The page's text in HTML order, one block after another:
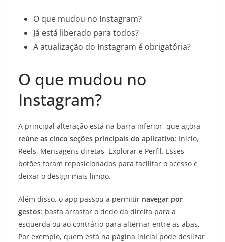
O que mudou no Instagram?
Já está liberado para todos?
A atualização do Instagram é obrigatória?
O que mudou no
Instagram?
A principal alteração está na barra inferior, que agora
reúne as cinco seções principais do aplicativo: Início,
Reels, Mensagens diretas, Explorar e Perfil. Esses
botões foram reposicionados para facilitar o acesso e
deixar o design mais limpo.
Além disso, o app passou a permitir navegar por
gestos: basta arrastar o dedo da direita para a
esquerda ou ao contrário para alternar entre as abas.
Por exemplo, quem está na página inicial pode deslizar